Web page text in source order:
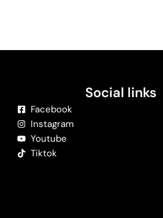
Social links
Facebook
Instagram
Youtube
Tiktok